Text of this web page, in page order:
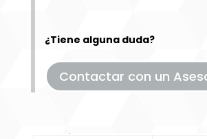
¿Tiene alguna duda?
Contactar con un